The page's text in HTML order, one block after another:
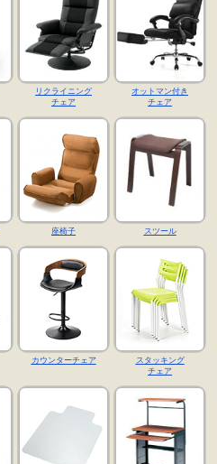
リクライニング
チェア
オットマン付き
チェア
座椅子 スツール
カウンターチェア
スタッキング
チェア